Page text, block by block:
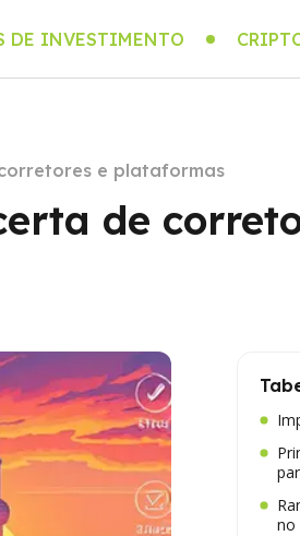
DE INVESTIMENTO
e plataformas
de
no